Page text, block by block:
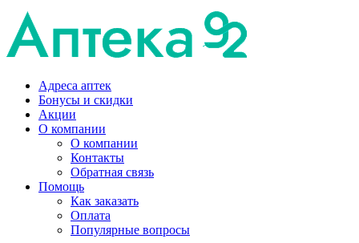
Адреса аптек
Бонусы и скидки
Акции
О компании
О компании
Контакты
Обратная связь
Помощь
Как заказать
Оплата
Популярные вопросы